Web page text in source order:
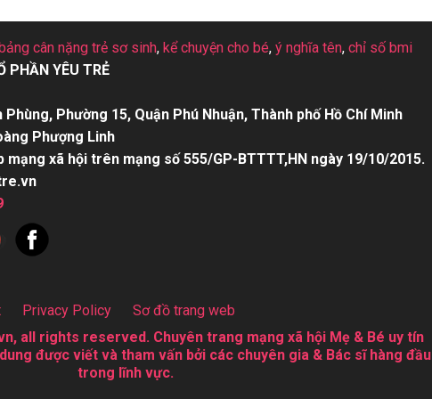
cân nặng trẻ sơ sinh, kể chuyện cho bé, ý nghĩa tên, chỉ số bmi
PHẦN YÊU TRẺ
Phường 15, Quận Phú Nhuận, Thành phố Hồ Chí Minh
Phượng Linh
mạng xã hội trên mạng số 555/GP-BTTTT,HN ngày 19/10/2015.
Privacy Policy
Sơ đồ trang web
all rights reserved. Chuyên trang mạng xã hội Mẹ & Bé uy tín
được viết và tham vấn bởi các chuyên gia & Bác sĩ hàng đầu
trong lĩnh vực.